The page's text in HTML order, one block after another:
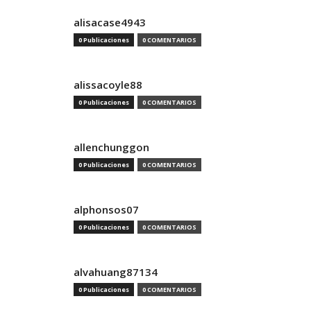
alisacase4943
0 Publicaciones 0 COMENTARIOS
alissacoyle88
0 Publicaciones 0 COMENTARIOS
allenchunggon
0 Publicaciones 0 COMENTARIOS
alphonsos07
0 Publicaciones 0 COMENTARIOS
alvahuang87134
0 Publicaciones 0 COMENTARIOS